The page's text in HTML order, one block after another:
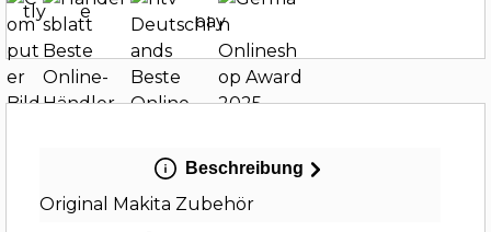
Beschreibung
Original Makita Zubehör